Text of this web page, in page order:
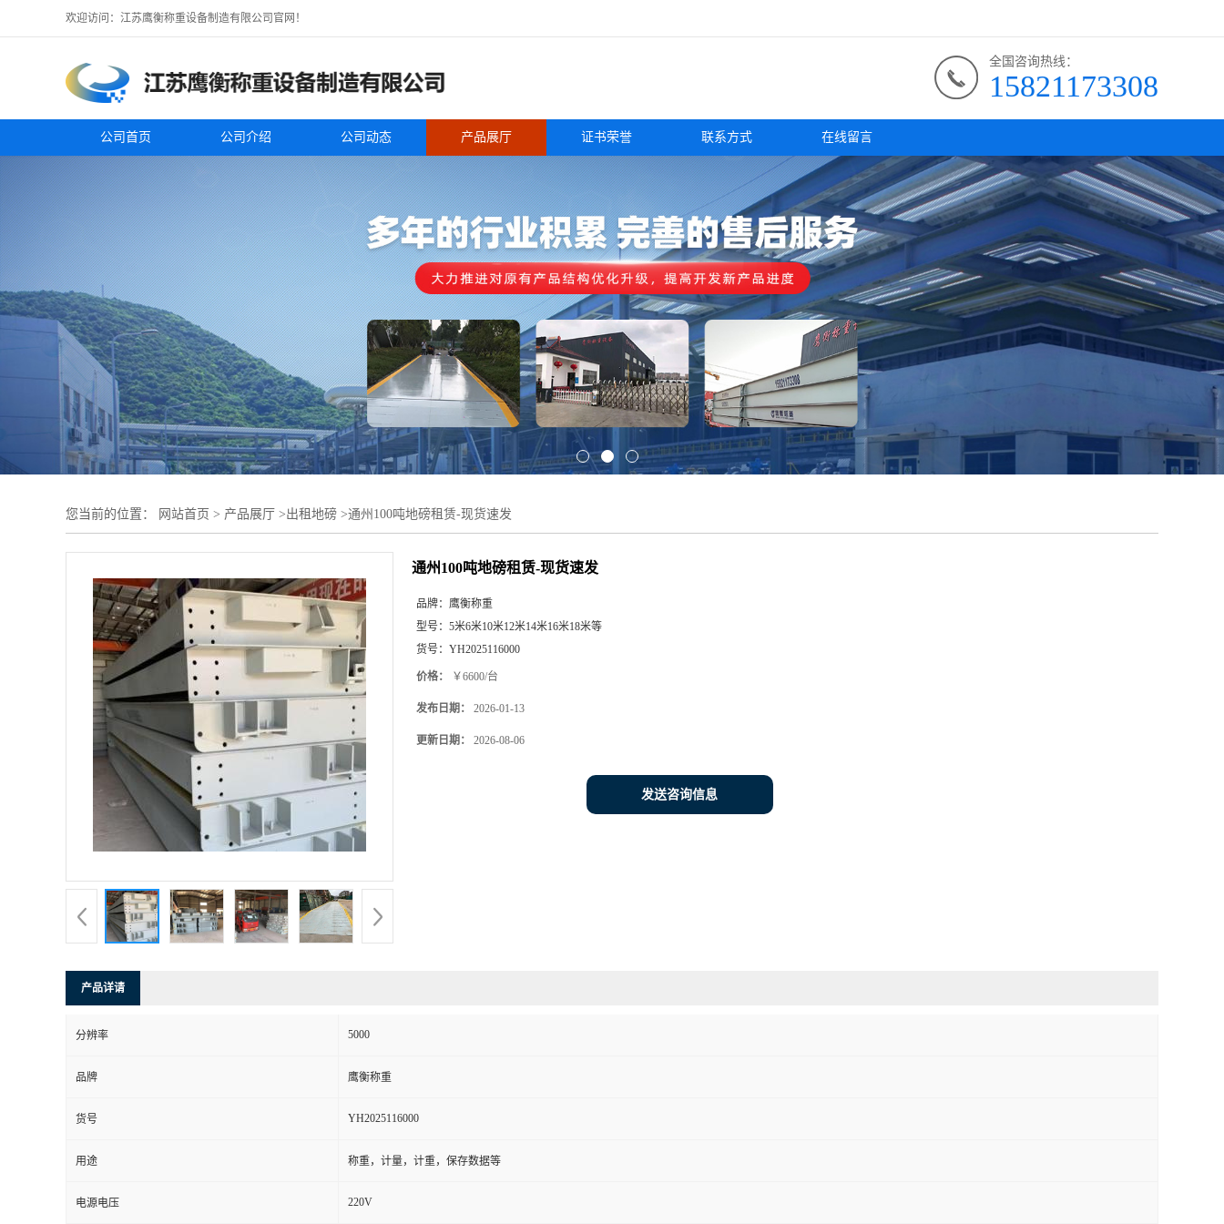
欢迎访问：江苏鹰衡称重设备制造有限公司官网！
全国咨询热线：
15821173308
公司首页 公司介绍 公司动态 产品展厅 证书荣誉 联系方式 在线留言
您当前的位置： 网站首页 > 产品展厅 >出租地磅 >通州100吨地磅租赁-现货速发
通州100吨地磅租赁-现货速发
品牌： 鹰衡称重
型号： 5米6米10米12米14米16米18米等
货号： YH2025116000
价格： ￥6600/台
发布日期： 2026-01-13
更新日期： 2026-08-06
发送咨询信息
产品详请
分辨率 5000
品牌 鹰衡称重
货号 YH2025116000
用途 称重，计量，计重，保存数据等
电源电压 220V